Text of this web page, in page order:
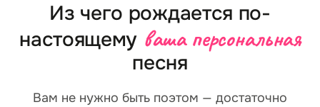
Из чего рождается по-
настоящему ваша персональная
песня
Вам не нужно быть поэтом — достаточно